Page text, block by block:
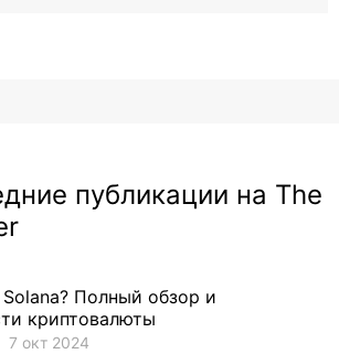
5
публикации на The
Полный обзор и
криптовалюты
7 окт 2024